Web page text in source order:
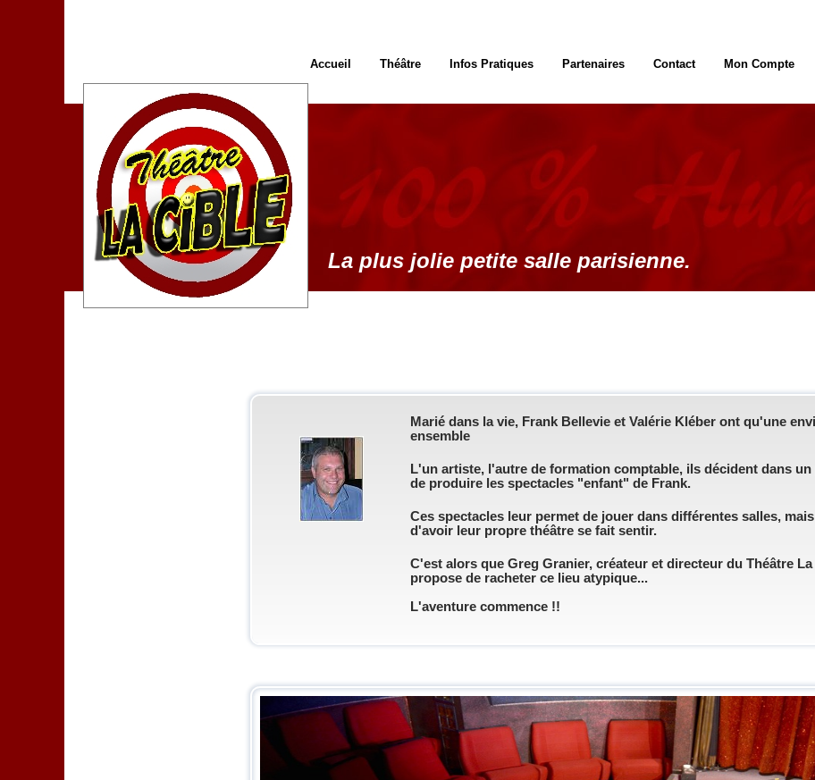
Marié dans la vie, Frank Bellevie et Valérie Kléber ont qu'une
ensemble
L'un artiste, l'autre de formation comptable, ils décident dans
de produire les spectacles "enfant" de Frank.
Ces spectacles leur permet de jouer dans différentes salles,
d'avoir leur propre théâtre se fait sentir.
C'est alors que Greg Granier, créateur et directeur du Théâtre
propose de racheter ce lieu atypique...
L'aventure commence !!
La plus jolie petite salle parisienne.
Accueil Théâtre Infos Pratiques Partenaires Contact Mon Compte